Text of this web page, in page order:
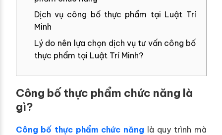
Dịch vụ công bố thực phẩm tại Luật Trí
Minh
Lý do nên lựa chọn dịch vụ tư vấn công bố
thực phẩm tại Luật Trí Minh?
Công bố thực phẩm chức năng là
gì?
Công bố thực phẩm chức năng là quy trình mà